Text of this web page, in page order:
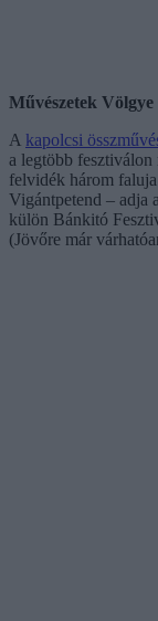
Művészetek Völgye
A kapolcsi
a legtöbb
felvidék három
Vigántpetend – adja
külön Bánkitó
(Jövőre már